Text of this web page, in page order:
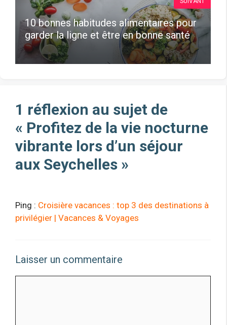
10 bonnes habitudes alimentaires pour
garder la ligne et être en bonne santé
1 réflexion au sujet de
« Profitez de la vie nocturne
vibrante lors d’un séjour
aux Seychelles »
Ping : Croisière vacances : top 3 des destinations à
privilégier | Vacances & Voyages
Laisser un commentaire